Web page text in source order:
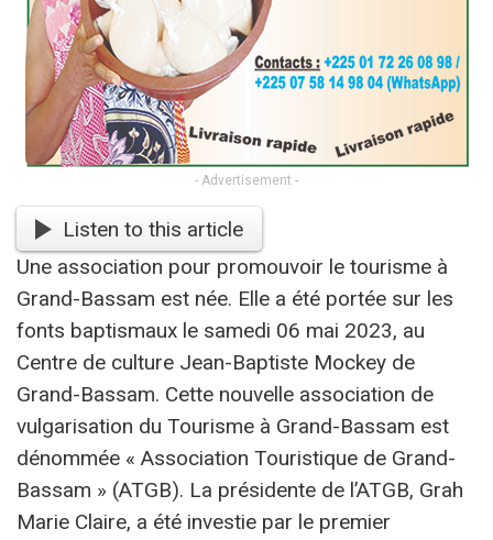
- Advertisement -
Listen to this article
Une association pour promouvoir le tourisme à
Grand-Bassam est née. Elle a été portée sur les
fonts baptismaux le samedi 06 mai 2023, au
Centre de culture Jean-Baptiste Mockey de
Grand-Bassam. Cette nouvelle association de
vulgarisation du Tourisme à Grand-Bassam est
dénommée « Association Touristique de Grand-
Bassam » (ATGB). La présidente de l’ATGB, Grah
Marie Claire, a été investie par le premier